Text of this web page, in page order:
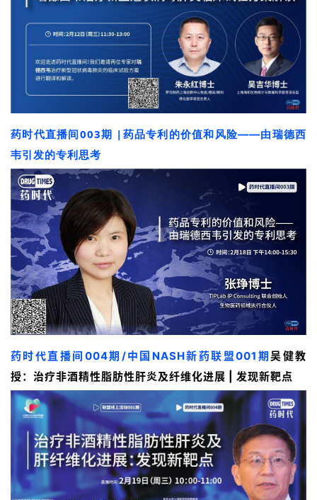
药时代直播间003期 | 药品专利的价值和风险——由瑞德西
韦引发的专利思考
药时代直播间004期/中国NASH新药联盟001期吴健教
授： 治疗非酒精性脂肪性肝炎及纤维化进展 | 发现新靶点